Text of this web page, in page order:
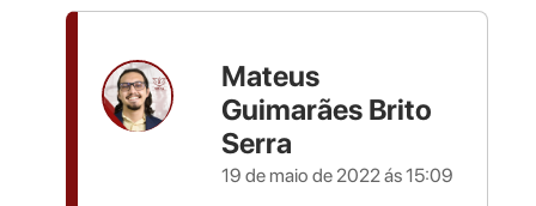
Mateus
Guimarães Brito
Serra
19 de maio de 2022 ás 15:09